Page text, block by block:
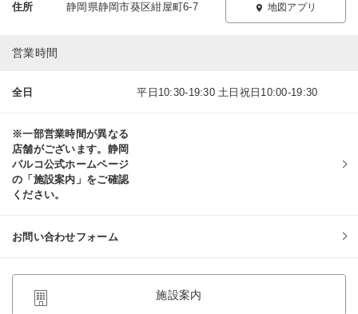
住所 静岡県静岡市葵区紺屋町6-7 地図アプリ
営業時間
全日 平日10:30-19:30 土日祝日10:00-19:30
※一部営業時間が異なる
店舗がございます。静岡
パルコ公式ホームページ
の「施設案内」をご確認
ください。
お問い合わせフォーム
施設案内